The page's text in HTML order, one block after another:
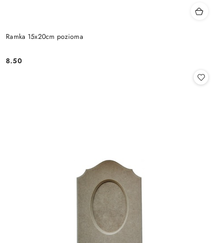
Ramka 15x20cm pozioma
Cena:
8.50